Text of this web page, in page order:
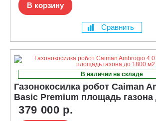
В корзину
Сравнить
В наличии на складе
Газонокосилка робот Caiman
Basic Premium площадь газона
379 000 р.